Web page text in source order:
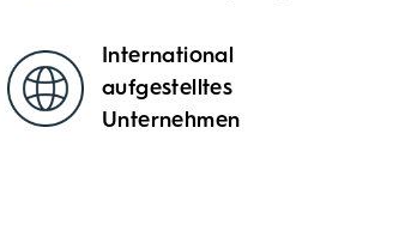
International
aufgestelltes
Unternehmen